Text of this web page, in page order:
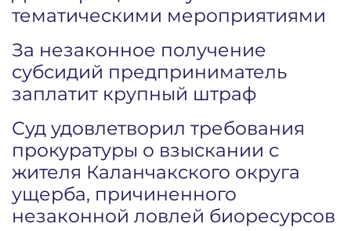
тематическими мероприятиями
За незаконное получение
субсидий предприниматель
заплатит крупный штраф
Суд удовлетворил требования
прокуратуры о взыскании с
жителя Каланчакского округа
ущерба, причиненного
незаконной ловлей биоресурсов